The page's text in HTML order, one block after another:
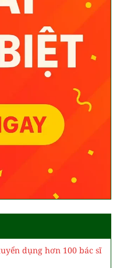
dụng hơn 100 bác sĩ